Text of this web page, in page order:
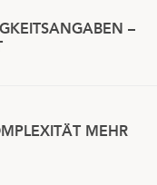
–
MEHR